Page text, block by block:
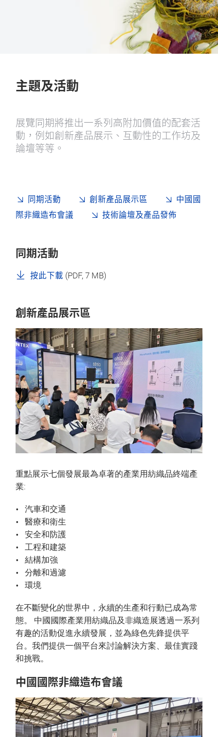
主題及活動
展覽同期將推出一系列高附加價值的配套活
動，例如創新產品展示、互動性的工作坊及
論壇等等。
同期活動 創新產品展示區
中國國
際非織造布會議
技術論壇及產品發佈
同期活動
按此下載 (PDF, 7 MB)
創新產品展示區
重點展示七個發展最為卓著的產業用紡織品終端產
業:
汽車和交通
醫療和衛生
安全和防護
工程和建築
結構加強
分離和過濾
環境
在不斷變化的世界中，永續的生產和行動已成為常
態。 中國國際產業用紡織品及非織造展透過一系列
有趣的活動促進永續發展，並為綠色先鋒提供平
台。我們提供一個平台來討論解決方案、最佳實踐
和挑戰。
中國國際非織造布會議